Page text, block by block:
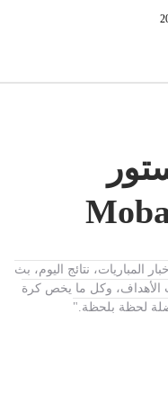
المباريات، نتائج اليوم، بث
الأهداف، وكل ما يخص كرة
لحظة بلحظة."